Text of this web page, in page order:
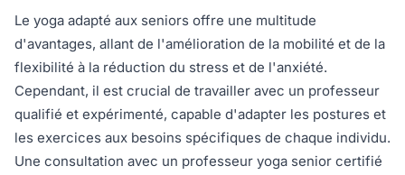
Le yoga adapté aux seniors offre une multitude
d'avantages, allant de l'amélioration de la mobilité et de la
flexibilité à la réduction du stress et de l'anxiété.
Cependant, il est crucial de travailler avec un professeur
qualifié et expérimenté, capable d'adapter les postures et
les exercices aux besoins spécifiques de chaque individu.
Une consultation avec un professeur yoga senior certifié